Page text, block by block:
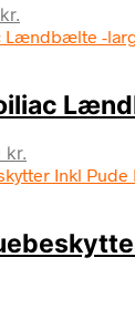
kr.
aktuelle
118,00 kr..
kr..
kr.
aktuelle
519,00 kr..